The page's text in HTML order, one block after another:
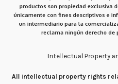
productos son propiedad exclusiva
únicamente con fines descriptivos e
un intermediario para la
reclama ningún derecho de
Intellectual Property
All intellectual property rights